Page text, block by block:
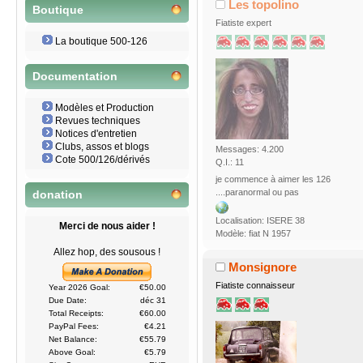
Boutique
La boutique 500-126
Documentation
Modèles et Production
Revues techniques
Notices d'entretien
Clubs, assos et blogs
Cote 500/126/dérivés
donation
Merci de nous aider !
Allez hop, des sousous !
Year 2026 Goal:
€50.00
Due Date:
déc 31
Total Receipts:
€60.00
PayPal Fees:
€4.21
Net Balance:
€55.79
Above Goal:
€5.79
Les topolino
Fiatiste expert
Messages: 4.200
Q.I.: 11
je commence à aimer les 126
....paranormal ou pas
Localisation: ISERE 38
Modèle: fiat N 1957
Monsignore
Fiatiste connaisseur